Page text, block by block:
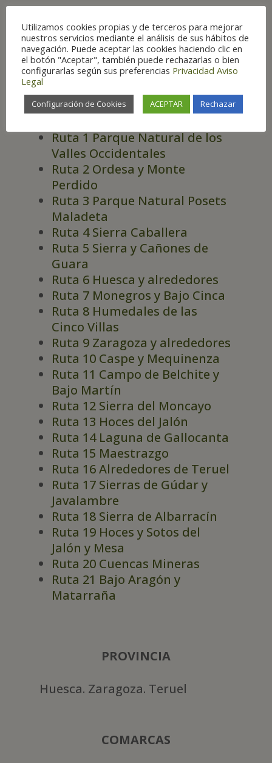
Principales lugares
de Aragón para su
observación
RUTAS
Ruta 1 Parque Natural de los
Valles Occidentales
Ruta 2 Ordesa y Monte
Perdido
Ruta 3 Parque Natural Posets
Maladeta
Ruta 4 Sierra Caballera
Ruta 5 Sierra y Cañones de
Guara
Ruta 6 Huesca y alrededores
Ruta 7 Monegros y Bajo Cinca
Ruta 8 Humedales de las
Cinco Villas
Ruta 9 Zaragoza y alrededores
Ruta 10 Caspe y Mequinenza
Ruta 11 Campo de Belchite y
Bajo Martín
Ruta 12 Sierra del Moncayo
Ruta 13 Hoces del Jalón
Ruta 14 Laguna de Gallocanta
Ruta 15 Maestrazgo
Ruta 16 Alrededores de Teruel
Ruta 17 Sierras de Gúdar y
Javalambre
Ruta 18 Sierra de Albarracín
Ruta 19 Hoces y Sotos del
Jalón y Mesa
Ruta 20 Cuencas Mineras
Ruta 21 Bajo Aragón y
Matarraña
PROVINCIA
Huesca. Zaragoza. Teruel
COMARCAS
Utilizamos cookies propias y de terceros para mejorar
nuestros servicios mediante el análisis de sus hábitos de
navegación. Puede aceptar las cookies haciendo clic en
el botón "Aceptar", también puede rechazarlas o bien
configurarlas según sus preferencias Privacidad Aviso
Legal
Configuración de Cookies ACEPTAR Rechazar